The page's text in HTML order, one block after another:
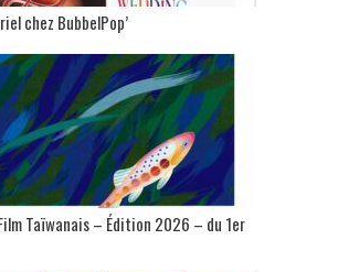
chez BubbelPop’
Taïwanais – Édition 2026 – du 1er